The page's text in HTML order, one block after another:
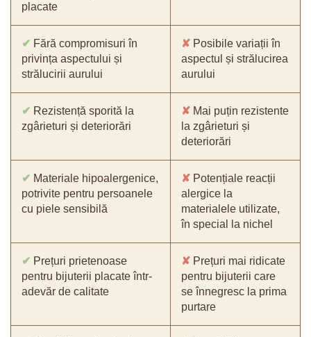
placate
✔ Fără compromisuri în
privința aspectului și
strălucirii aurului
✘ Posibile variații în
aspectul și strălucirea
aurului
✔ Rezistență sporită la
zgârieturi și deteriorări
✘ Mai puțin rezistente
la zgârieturi și
deteriorări
✔ Materiale hipoalergenice,
potrivite pentru persoanele
cu piele sensibilă
✘ Potențiale reacții
alergice la
materialele utilizate,
în special la nichel
✔ Prețuri prietenoase
pentru bijuterii placate într-
adevăr de calitate
✘ Prețuri mai ridicate
pentru bijuterii care
se înnegresc la prima
purtare